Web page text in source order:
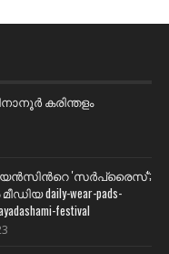
കരിന്തളം
നയന്‍സിന്‍റെ 'സര്‍പ്രൈസ്';
daily-wear-pads-
festival